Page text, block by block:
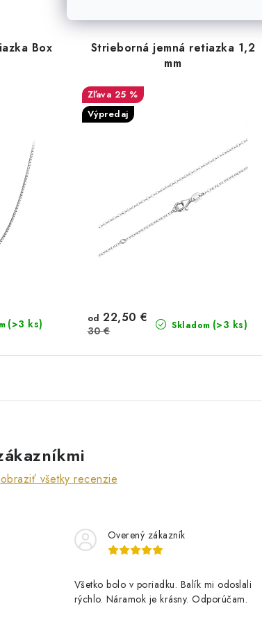
Box
(>3 ks)
Strieborná jemná retiazka 1,2
mm
25 %
Výpredaj
Skladom (>3 ks)
od 22,50 €
30 €
všetky recenzie
Overený zákazník
Všetko bolo v poriadku. Balík mi odoslali
rýchlo. Náramok je krásny. Odporúčam.